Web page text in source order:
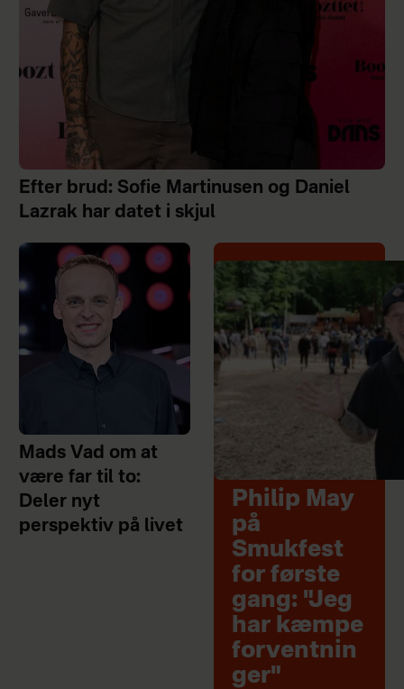
Efter brud: Sofie Martinusen og Daniel
Lazrak har datet i skjul
Mads Vad om at
være far til to:
Deler nyt
perspektiv på livet
Philip May
på
Smukfest
for første
gang: "Jeg
har kæmpe
forventnin
ger"